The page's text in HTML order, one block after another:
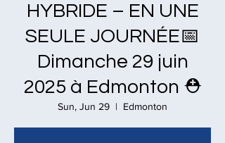
HYBRIDE – EN UNE
SEULE JOURNÉE📅
Dimanche 29 juin
2025 à Edmonton ⛑
Sun, Jun 29
  |
Edmonton